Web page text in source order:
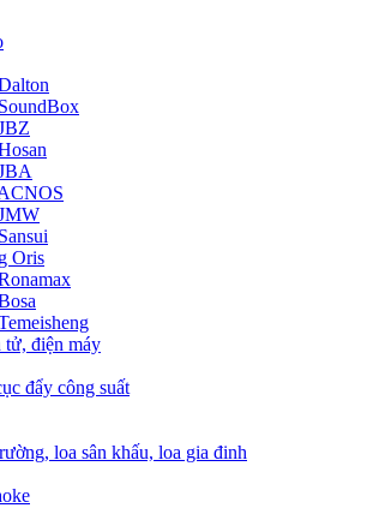
Oris
điện máy
đẩy công suất
loa sân khấu, loa gia đinh